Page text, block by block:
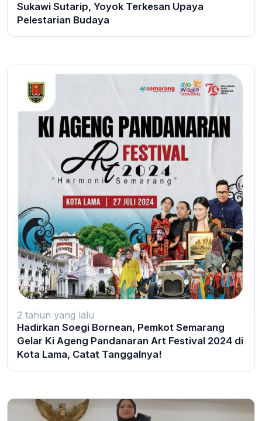
Sukawi Sutarip, Yoyok Terkesan Upaya
Pelestarian Budaya
2 tahun yang lalu
Hadirkan Soegi Bornean, Pemkot Semarang
Gelar Ki Ageng Pandanaran Art Festival 2024 di
Kota Lama, Catat Tanggalnya!